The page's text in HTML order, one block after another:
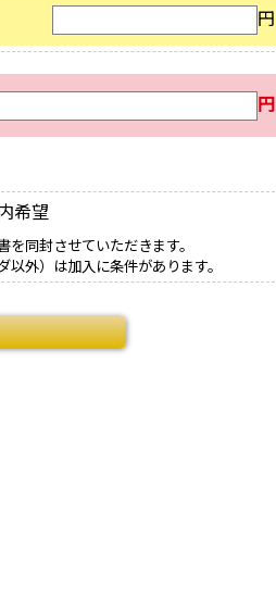
円
円
希望
同封させていただきます。
外）は加入に条件があります。